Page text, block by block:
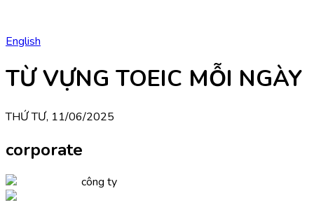
English
TỪ VỰNG TOEIC MỖI NGÀY
THỨ TƯ, 11/06/2025
corporate
công ty